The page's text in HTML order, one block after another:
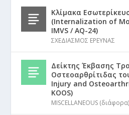
Κλίμακα
(Internalization of
IMVS / AQ-24)
ΣΧΕΔΙΑΣΜΟΣ ΕΡΕΥΝΑΣ
Δείκτης Έκβασης
Οστεοαρθρίτιδας
Injury and
KOOS)
MISCELLANEOUS (διάφορα)